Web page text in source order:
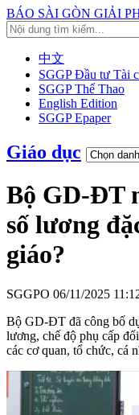
BÁO SÀI GÒN GIẢI
中文
SGGP Đầu tư Tài
SGGP Thể Thao
English Edition
SGGP Epaper
Giáo dục
Bộ GD-ĐT
số lương
giáo?
SGGPO 06/11/2025
Bộ GD-ĐT đã công bố
lương, chế độ phụ cấp
các cơ quan, tổ chức, cá